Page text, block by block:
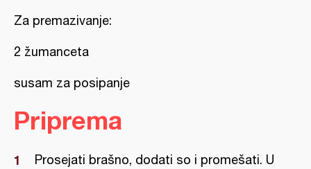
Za premazivanje:
2 žumanceta
susam za posipanje
Priprema
Prosejati brašno, dodati so i promešati. U